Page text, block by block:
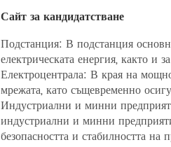
Сайт за кандидатстване
Подстанция: В подстанция
електрическата енергия, както и
Електроцентрала: В края на
мрежата, като същевременно
Индустриални и минни
индустриални и минни
безопасността и стабилността на